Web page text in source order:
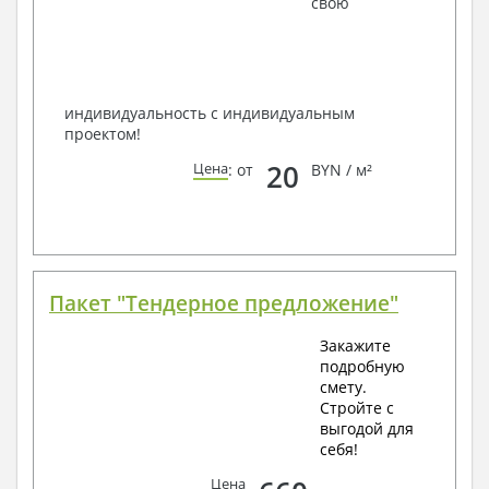
индивидуальность с индивидуальным
проектом!
Цена: от 20 BYN / м²
Пакет "Тендерное предложение"
Закажите
подробную
смету.
Стройте с
выгодой для
себя!
Цена